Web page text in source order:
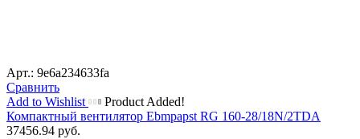
Арт.: 9e6a234633fa
Сравнить
Add to Wishlist
Product Added!
Компактный вентилятор Ebmpapst RG 160-28/18N/2TDA
37456.94 руб.